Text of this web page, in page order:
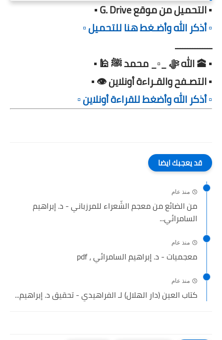
▪️ التحميل من موقع G. Drive ▪️
▫️ أذكر الله وأضـغط هنا للتحميل ▫️
ـــــــــــــــ
▪️ 🕋 الله ﷻ _▫️_ محمد ﷺ 🕌 ▪️
▪️ التصـفح والقـراءة أونلاين 👁️ ▪️
▫️ أذكر الله وأضغط للقراءة أونلاين ▫️
قد يعجبك ايضا
منذ عام
من الضائع من معجم الشّعراء للمرزباني - د. إبراهيم
السامرائي...
منذ عام
معجميات - د. إبراهيم السامرائي ، pdf
منذ عام
كتاب العين (دار الهلال) لـ الفراهيدي - تحقيق د. إبراهيم...